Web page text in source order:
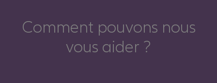
Comment pouvons nous
vous aider ?